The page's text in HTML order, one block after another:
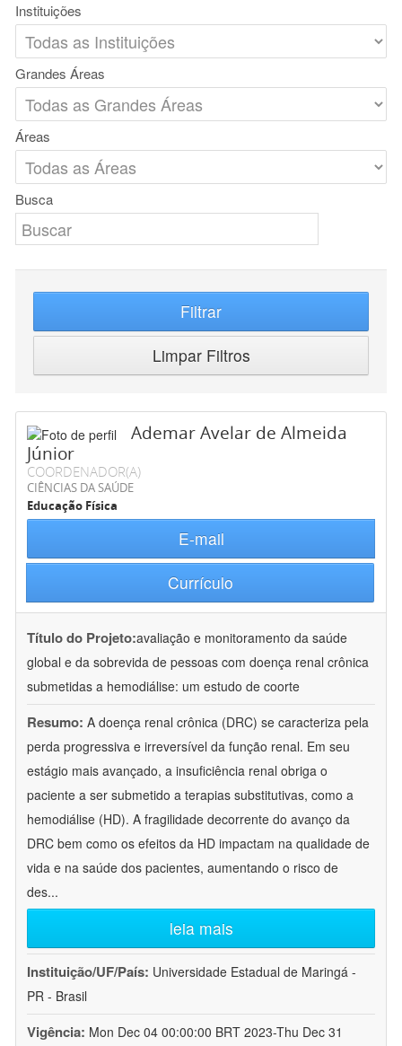
Instituições
Grandes Áreas
Áreas
Busca
Filtrar
Limpar Filtros
Ademar Avelar de Almeida
Júnior
COORDENADOR(A)
CIÊNCIAS DA SAÚDE
Educação Física
E-mail
Currículo
Título do Projeto:avaliação e monitoramento da saúde
global e da sobrevida de pessoas com doença renal crônica
submetidas a hemodiálise: um estudo de coorte
Resumo: A doença renal crônica (DRC) se caracteriza pela
perda progressiva e irreversível da função renal. Em seu
estágio mais avançado, a insuficiência renal obriga o
paciente a ser submetido a terapias substitutivas, como a
hemodiálise (HD). A fragilidade decorrente do avanço da
DRC bem como os efeitos da HD impactam na qualidade de
vida e na saúde dos pacientes, aumentando o risco de
des...
leia mais
Instituição/UF/País: Universidade Estadual de Maringá -
PR - Brasil
Vigência: Mon Dec 04 00:00:00 BRT 2023-Thu Dec 31